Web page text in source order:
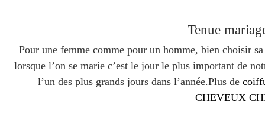
Tenue
Pour une femme comme pour un homme, bien choisir
lorsque l’on se marie c’est le jour le plus important de
l’un des plus grands jours dans l’année.Plus de
CHEVEUX